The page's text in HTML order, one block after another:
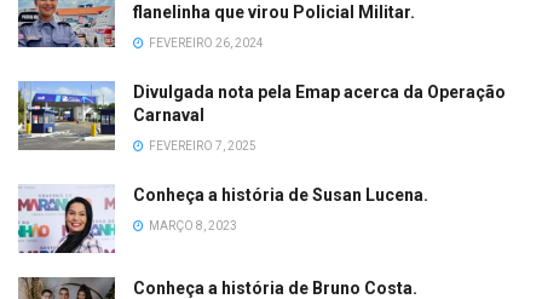
flanelinha que virou Policial Militar.
FEVEREIRO 26, 2024
Divulgada nota pela Emap acerca da Operação
Carnaval
FEVEREIRO 7, 2025
Conheça a história de Susan Lucena.
MARÇO 8, 2023
Conheça a história de Bruno Costa.